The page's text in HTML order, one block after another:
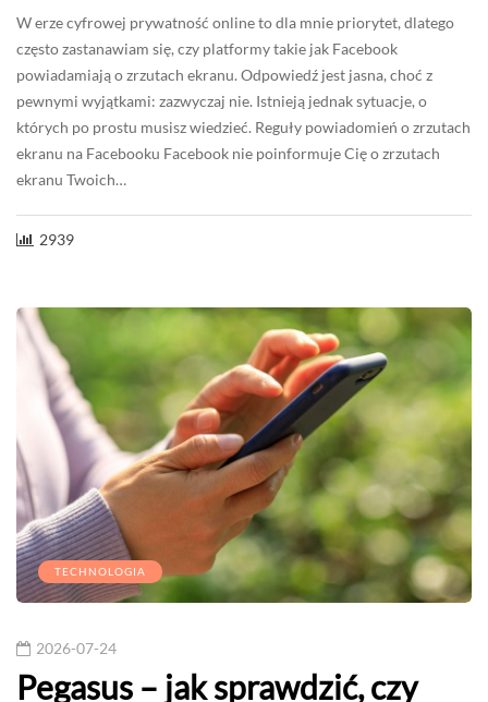
W erze cyfrowej prywatność online to dla mnie priorytet, dlatego
często zastanawiam się, czy platformy takie jak Facebook
powiadamiają o zrzutach ekranu. Odpowiedź jest jasna, choć z
pewnymi wyjątkami: zazwyczaj nie. Istnieją jednak sytuacje, o
których po prostu musisz wiedzieć. Reguły powiadomień o zrzutach
ekranu na Facebooku Facebook nie poinformuje Cię o zrzutach
ekranu Twoich…
2939
TECHNOLOGIA
2026-07-24
Pegasus – jak sprawdzić, czy